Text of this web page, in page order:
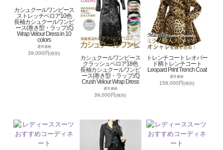
カシュクールワンピース
ストレッチベロア10色
長袖カシュクールワンピ
ース(巻き型・ラップ式)
Wrap Velour Dress in 10
colors
通常価格
39,000円(税別)
カシュクールワンピース
クラッシュベロア18色
長袖カシュクールワンピ
ース(巻き型・ラップ式)
Crush Velour Wrap Dress
通常価格
39,000円(税別)
トレンチコート レオパー
ド柄トレンチコート
Leopard Print Trench Coat
通常価格
158,000円(税別)